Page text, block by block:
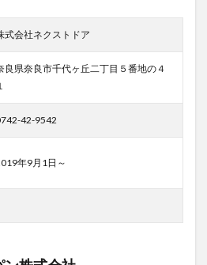
式会社ネクストドア
良県奈良市千代ヶ丘二丁目５番地の４
42-9542
年9月1日～